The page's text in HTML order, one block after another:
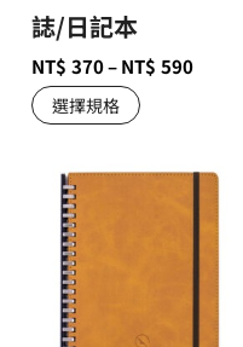
誌/日記本
NT$ 370–NT$ 590
選擇規格